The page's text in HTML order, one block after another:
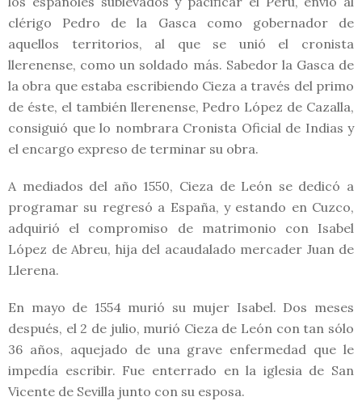
clérigo Pedro de la Gasca como gobernador de
aquellos territorios, al que se unió el cronista
llerenense, como un soldado más. Sabedor la Gasca de
la obra que estaba escribiendo Cieza a través del primo
de éste, el también llerenense, Pedro López de Cazalla,
consiguió que lo nombrara Cronista Oficial de Indias y
el encargo expreso de terminar su obra.
A mediados del año 1550, Cieza de León se dedicó a
programar su regresó a España, y estando en Cuzco,
adquirió el compromiso de matrimonio con Isabel
López de Abreu, hija del acaudalado mercader Juan de
Llerena.
En mayo de 1554 murió su mujer Isabel. Dos meses
después, el 2 de julio, murió Cieza de León con tan sólo
36 años, aquejado de una grave enfermedad que le
impedía escribir. Fue enterrado en la iglesia de San
Vicente de Sevilla junto con su esposa.